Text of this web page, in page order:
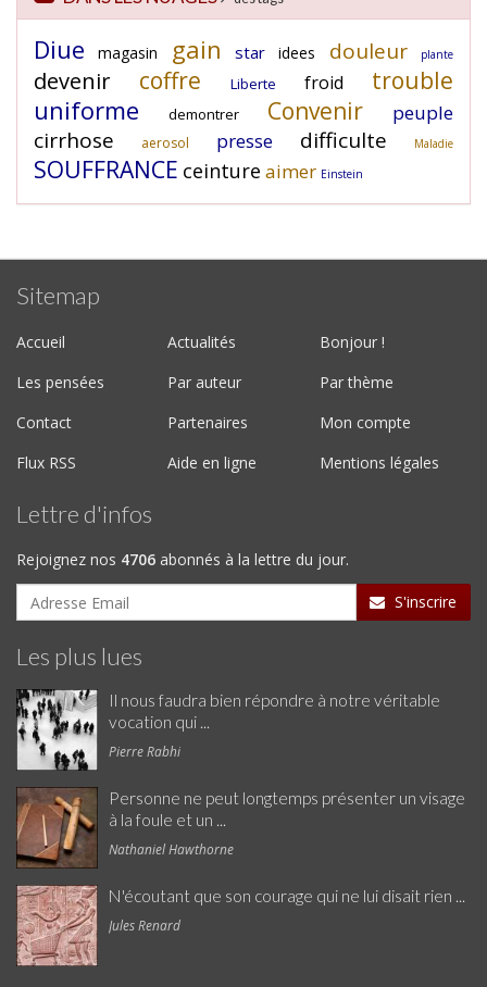
Diue magasin gain star idees douleur plante
devenir coffre Liberte froid trouble
uniforme demontrer Convenir peuple
cirrhose aerosol presse difficulte Maladie
SOUFFRANCE ceinture aimer Einstein
Sitemap
Accueil Actualités
Bonjour !
Les pensées
Par auteur
Par thème
Contact
Partenaires
Mon compte
Flux RSS
Aide en ligne Mentions légales
Lettre d'infos
Rejoignez nos 4706 abonnés à la lettre du jour.
S'inscrire
Les plus lues
Il nous faudra bien répondre à notre véritable
vocation qui ...
Pierre Rabhi
Personne ne peut longtemps présenter un visage
à la foule et un ...
Nathaniel Hawthorne
N'écoutant que son courage qui ne lui disait rien ...
Jules Renard